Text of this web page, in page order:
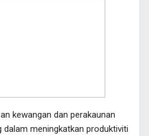
kewangan dan perakaunan
meningkatkan produktiviti